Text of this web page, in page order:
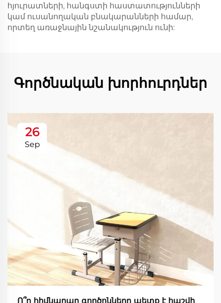
հյուրատների, հանգստի հաստատությունների
կամ ուսանողական բնակարանների համար,
որտեղ առաջնային նշանակություն ունի:
Գործնական խորհուրդներ
26
Sep
Ո՞ր հիմնարար գործոնները պետք է հաշվի